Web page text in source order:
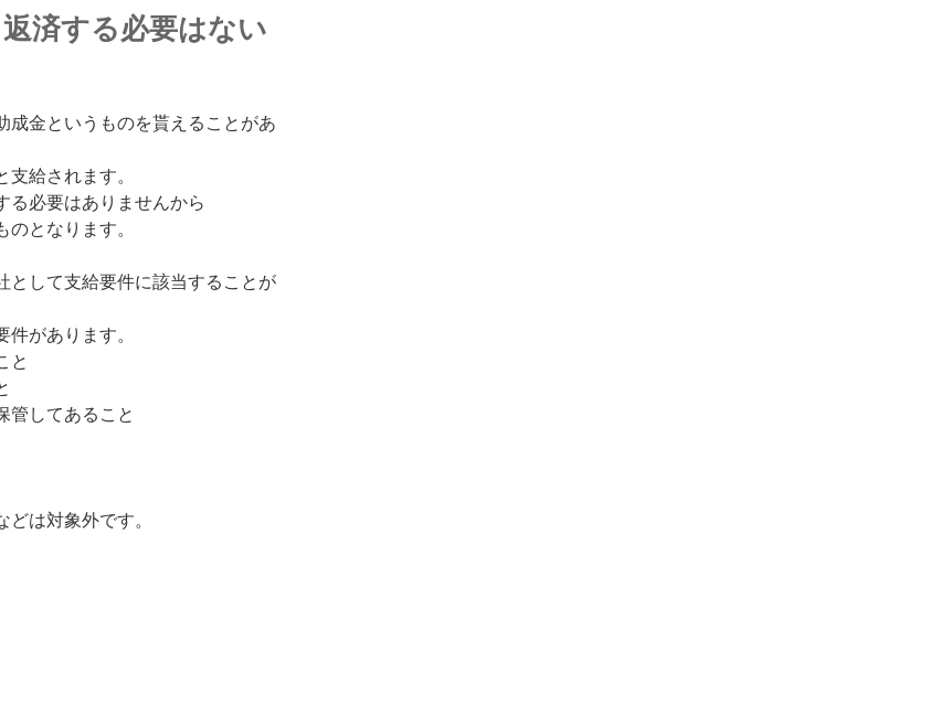
済する必要はない
成金というものを貰えることがあ
支給されます。
る必要はありませんから
となります。
として支給要件に該当することが
があります。
と
管してあること
は対象外です。